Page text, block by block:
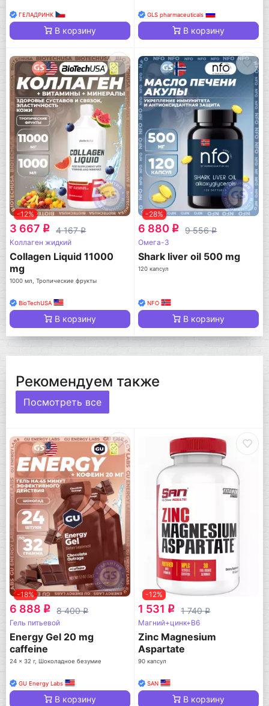
ГЕЛАДРИНК
В корзину
GLS pharmaceuticals
В корзину
-12%
3 667 q 4 167q
Коллаген жидкий
Collagen Liquid 11000
mg
1000 мл, Тропические фрукты
BioTechUSA
В корзину
-28%
6 880 q 9 556q
Омега-3
Shark liver oil 500 mg
120 капсул
NFO
В корзину
Рекомендуем также
Посмотреть все
-18%
6 888 q 8 400q
Гель питьевой
Energy Gel 20 mg
caffeine
24 x 32 г, Шоколадное безумие
GU Energy Labs
В корзину
-12%
1 531 q 1 740q
Магний+цинк+B6
Zinc Magnesium
Aspartate
90 капсул
SAN
В корзину